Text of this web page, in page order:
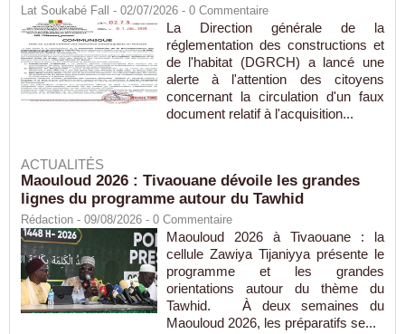
Lat Soukabé Fall - 02/07/2026 - 0 Commentaire
La Direction générale de la
réglementation des constructions et
de l'habitat (DGRCH) a lancé une
alerte à l'attention des citoyens
concernant la circulation d'un faux
document relatif à l'acquisition...
ACTUALITÉS
Maouloud 2026 : Tivaouane dévoile les grandes
lignes du programme autour du Tawhid
Rédaction - 09/08/2026 - 0 Commentaire
Maouloud 2026 à Tivaouane : la
cellule Zawiya Tijaniyya présente le
programme et les grandes
orientations autour du thème du
Tawhid. À deux semaines du
Maouloud 2026, les préparatifs se...